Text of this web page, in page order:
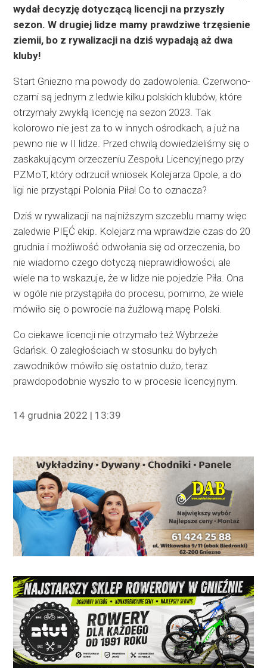
wydał decyzję dotyczącą licencji na przyszły
sezon. W drugiej lidze mamy prawdziwe trzęsienie
ziemii, bo z rywalizacji na dziś wypadają aż dwa
kluby!
Start Gniezno ma powody do zadowolenia. Czerwono-
czarni są jednym z ledwie kilku polskich klubów, które
otrzymały zwykłą licencję na sezon 2023. Tak
kolorowo nie jest za to w innych ośrodkach, a już na
pewno nie w II lidze. Przed chwilą dowiedzieliśmy się o
zaskakującym orzeczeniu Zespołu Licencyjnego przy
PZMoT, który odrzucił wniosek Kolejarza Opole, a do
ligi nie przystąpi Polonia Piła! Co to oznacza?
Dziś w rywalizacji na najniższym szczeblu mamy więc
zaledwie PIĘĆ ekip. Kolejarz ma wprawdzie czas do 20
grudnia i możliwość odwołania się od orzeczenia, bo
nie wiadomo czego dotyczą nieprawidłowości, ale
wiele na to wskazuje, że w lidze nie pojedzie Piła. Ona
w ogóle nie przystąpiła do procesu, pomimo, że wiele
mówiło się o powrocie na żużlową mapę Polski.
Co ciekawe licencji nie otrzymało też Wybrzeże
Gdańsk. O zaległościach w stosunku do byłych
zawodników mówiło się ostatnio dużo, teraz
prawdopodobnie wyszło to w procesie licencyjnym.
14 grudnia 2022 | 13:39